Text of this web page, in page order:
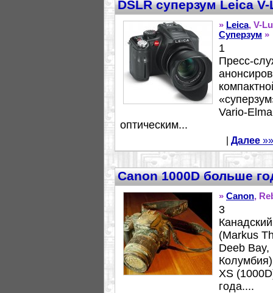
DSLR суперзум Leica
» Leica, V-
Суперзум »
1
Пресс-
Vario-
оптическим...
Далее
Canon 1000D больше
» Canon,
3
(Markus
Deeb Bay,
XS
года....